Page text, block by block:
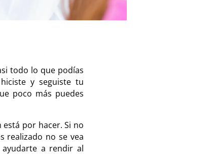
todo lo que podías
y seguiste tu
poco más puedes
por hacer. Si no
realizado no se vea
a rendir al